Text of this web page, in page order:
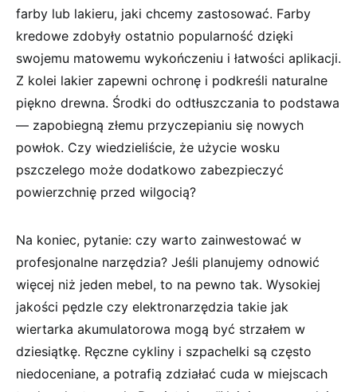
farby⁣ lub lakieru, jaki chcemy zastosować. Farby
kredowe ⁤zdobyły ostatnio popularność dzięki
⁤swojemu matowemu​ wykończeniu i łatwości aplikacji.
Z kolei lakier zapewni ochronę i podkreśli ​naturalne
piękno drewna. Środki do odtłuszczania to podstawa
— zapobiegną złemu przyczepianiu ⁤się nowych
powłok. Czy wiedzieliście, że użycie wosku
pszczelego może ⁣dodatkowo zabezpieczyć
powierzchnię przed⁤ wilgocią?
Na koniec, pytanie: czy warto zainwestować w
profesjonalne narzędzia? Jeśli planujemy odnowić
więcej niż jeden mebel, to na pewno tak. Wysokiej
jakości‍ pędzle czy elektronarzędzia⁢ takie jak
wiertarka akumulatorowa mogą być strzałem w
dziesiątkę. Ręczne cykliny i​ szpachelki są‌ często
niedoceniane, a potrafią zdziałać cuda w miejscach